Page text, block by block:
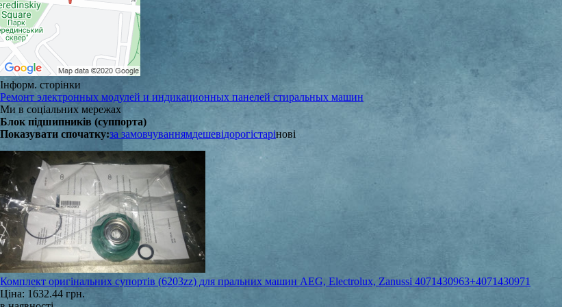
Інформ. сторінки
Ремонт электронных модулей и индикационных панелей стиральных машин
Ми в соціальних мережах
Блок підшипників (суппорта)
Показувати спочатку:за замовчуваннямдешевідорогістарінові
Комплект оригінальних супортів (6203zz) для пральних машин AEG, Electrolux, Zanussi 4071430963+4071430971
Ціна: 1632.44 грн.